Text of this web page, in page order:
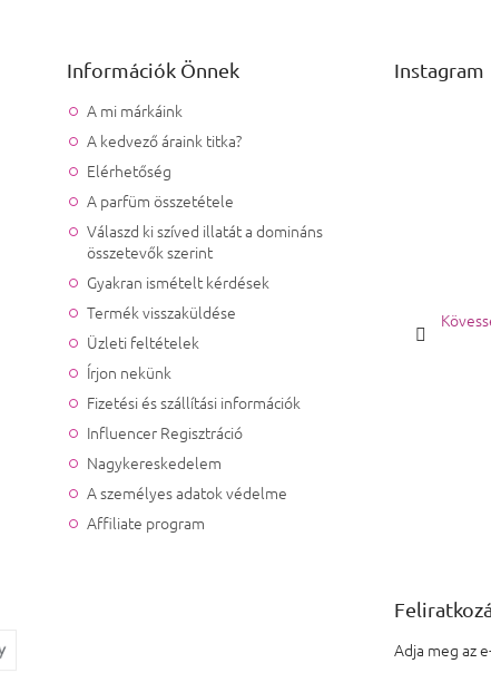
Információk Önnek
A mi márkáink
A kedvező áraink titka?
Elérhetőség
A parfüm összetétele
Válaszd ki szíved illatát a domináns
összetevők szerint
Gyakran ismételt kérdések
Termék visszaküldése
Üzleti feltételek
Írjon nekünk
Fizetési és szállítási információk
Influencer Regisztráció
Nagykereskedelem
A személyes adatok védelme
Affiliate program
Instagram
Adja meg az